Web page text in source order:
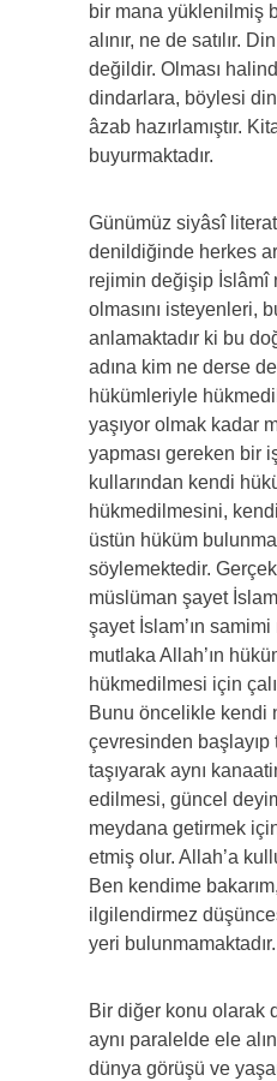
bir mana yüklenilmiş
alınır, ne de satılır.
değildir. Olması
dindarlara, böylesi
âzab hazırlamıştır.
buyurmaktadır.
Günümüz siyâsî
denildiğinde herkes
rejimin değişip İslâmî
olmasını isteyenleri,
anlamaktadır ki bu
adına kim ne derse
hükümleriyle
yaşıyor olmak kadar
yapması gereken bir
kullarından kendi
hükmedilmesini,
üstün hüküm
söylemektedir.
müslüman şayet
şayet İslam’ın
mutlaka Allah’ın
hükmedilmesi için
Bunu öncelikle kendi
çevresinden başlayıp
taşıyarak aynı
edilmesi, güncel
meydana getirmek
etmiş olur. Allah’a
Ben kendime
ilgilendirmez
yeri bulunmamaktadır.
Bir diğer konu olarak
aynı paralelde ele
dünya görüşü ve